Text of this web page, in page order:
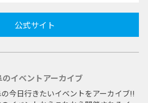
公式サイト
のイベントアーカイブ
今日行きたいイベントをアーカイブ!!